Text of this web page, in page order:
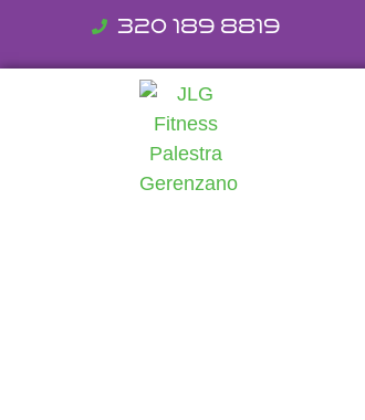
320 189 8819